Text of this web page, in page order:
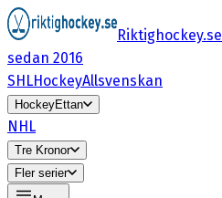
Riktighockey.se
sedan 2016
SHLHockeyAllsvenskan
HockeyEttan
NHL
Tre Kronor
Fler serier